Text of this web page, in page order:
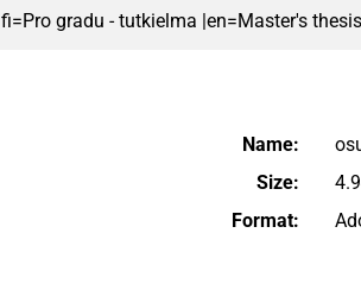
fi=Pro gradu - tutkielma |en=Master's
Name:
Size:
Format: